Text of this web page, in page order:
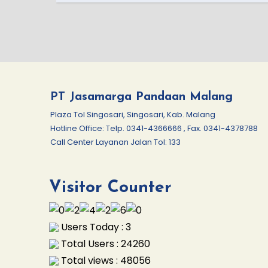
PT Jasamarga Pandaan Malang
Plaza Tol Singosari, Singosari, Kab. Malang
Hotline Office: Telp. 0341-4366666 , Fax. 0341-4378788
Call Center Layanan Jalan Tol: 133
Visitor Counter
Users Today : 3
Total Users : 24260
Total views : 48056